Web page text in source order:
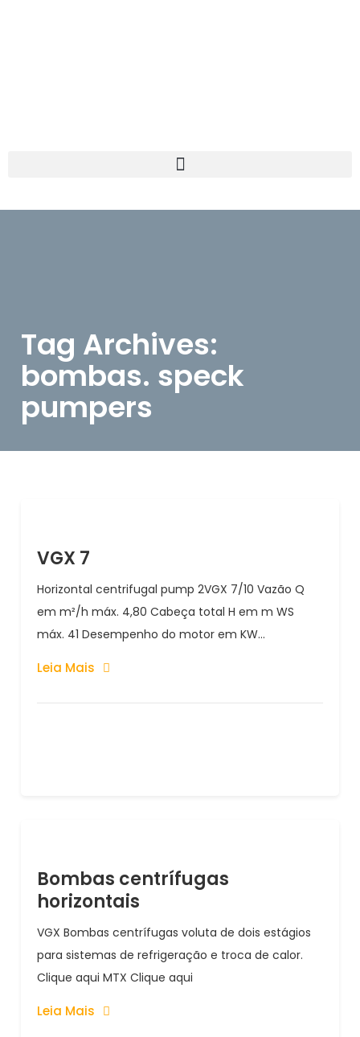
Tag Archives:
bombas. speck
pumpers
VGX 7
Horizontal centrifugal pump 2VGX 7/10 Vazão Q
em m²/h máx. 4,80 Cabeça total H em m WS
máx. 41 Desempenho do motor em KW...
Leia Mais
Bombas centrífugas
horizontais
VGX Bombas centrífugas voluta de dois estágios
para sistemas de refrigeração e troca de calor.
Clique aqui MTX Clique aqui
Leia Mais